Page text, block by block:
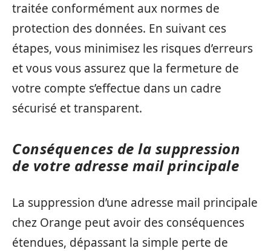
traitée conformément aux normes de
protection des données. En suivant ces
étapes, vous minimisez les risques d’erreurs
et vous vous assurez que la fermeture de
votre compte s’effectue dans un cadre
sécurisé et transparent.
Conséquences de la suppression
de votre adresse mail principale
La suppression d’une adresse mail principale
chez Orange peut avoir des conséquences
étendues, dépassant la simple perte de